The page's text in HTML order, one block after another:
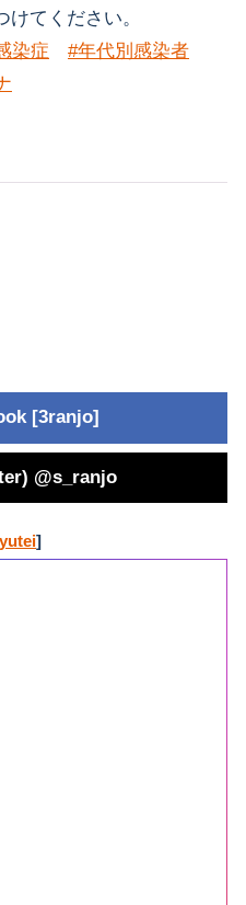
てください。
染症
#年代別感染者
[3ranjo]
@s_ranjo
]